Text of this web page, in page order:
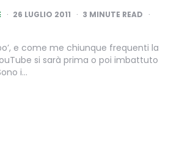
26 LUGLIO 2011 3 MINUTE READ
e come me chiunque frequenti la
si sarà prima o poi imbattuto
i…